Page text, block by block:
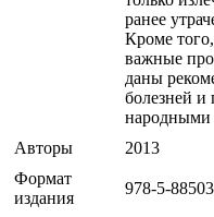
ранее
Кроме
важные
даны
болезней и
народными
Авторы
2013
Формат
издания
978-5-